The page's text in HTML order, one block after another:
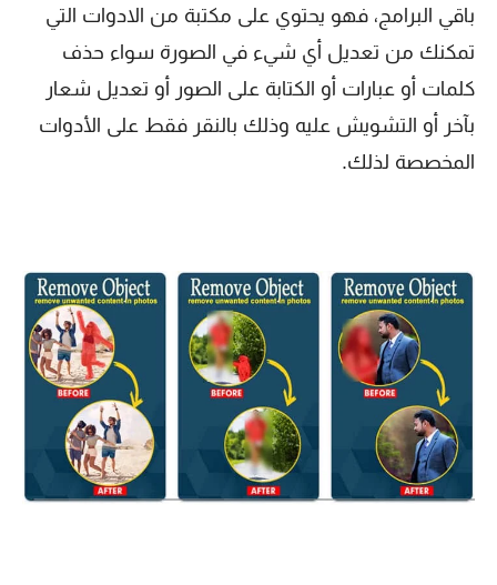
باقي البرامج، فهو يحتوي على مكتبة من الادوات التي
تمكنك من تعديل أي شيء في الصورة سواء حذف
كلمات أو عبارات أو الكتابة على الصور أو تعديل شعار
بآخر أو التشويش عليه وذلك بالنقر فقط على الأدوات
المخصصة لذلك.